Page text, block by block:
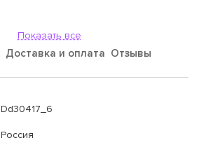
Показать все
Доставка и оплата Отзывы
Dd30417_6
Россия